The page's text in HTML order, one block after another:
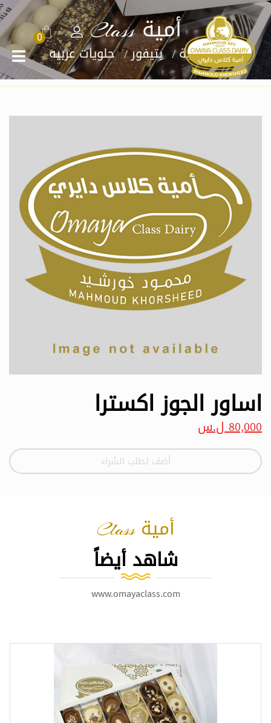
0 أمية Class
الرئيسية بتيفور حلويات عربيه
اساور الجوز اكسترا
80,000 ل.س
أضف لطلب الشراء
أمية Class
شاهد أيضاً
www.omayaclass.com